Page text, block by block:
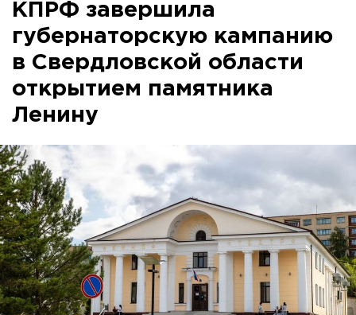
КПРФ завершила
губернаторскую кампанию
в Свердловской области
открытием памятника
Ленину